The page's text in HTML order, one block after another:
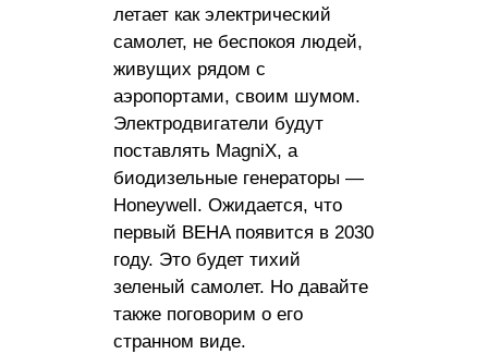
летает как электрический
самолет, не беспокоя людей,
живущих рядом с
аэропортами, своим шумом.
Электродвигатели будут
поставлять MagniX, а
биодизельные генераторы —
Honeywell. Ожидается, что
первый BEHA появится в 2030
году. Это будет тихий
зеленый самолет. Но давайте
также поговорим о его
странном виде.